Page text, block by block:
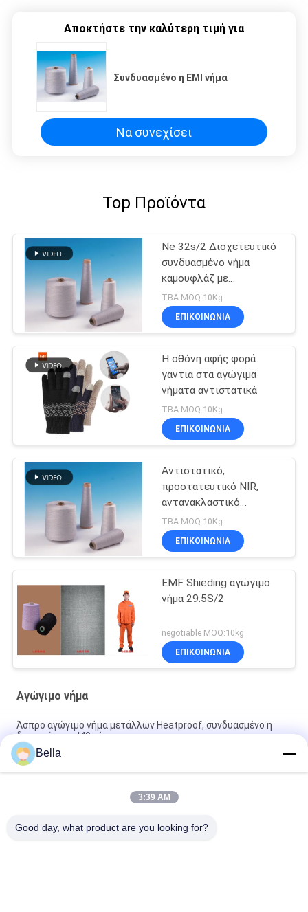
Αποκτήστε την καλύτερη τιμή για
Συνδυασμένο η EMI νήμα
Να συνεχίσει
Top Προϊόντα
Ne 32s/2 Διοχετευτικό
συνδυασμένο νήμα
καμουφλάζ με
ηλεκτρομαγνητική
προστασία Αντιστατικές
και αντιφλεγόμενες
TBA MOQ:10Kg
ΕΠΙΚΟΙΝΩΝΙΑ
Η οθόνη αφής φορά
γάντια στα αγώγιμα
νήματα αντιστατικά
TBA MOQ:10Kg
ΕΠΙΚΟΙΝΩΝΙΑ
Αντιστατικό,
προστατευτικό NIR,
αντανακλαστικό
κοντινού υπέρυθρου,
νήμα σπουντ με χαμηλή
αντανακλαστικότητα
TBA MOQ:10Kg
ΕΠΙΚΟΙΝΩΝΙΑ
EMF Shieding αγώγιμο
νήμα 29.5S/2
negotiable MOQ:10kg
ΕΠΙΚΟΙΝΩΝΙΑ
Αγώγιμο νήμα
Άσπρο αγώγιμο νήμα μετάλλων Heatproof, συνδυασμένο η
δεκαετία του '40 νήμα
Αντιστατικό νήμα αφής οθόνης ανοξείδωτου 316L για τα
γάντια
Φλόγα - αγώγιμο νήμα καθυστερούντω, 32S που πλέκει το
Bella
3:39 AM
Good day, what product are you looking for?